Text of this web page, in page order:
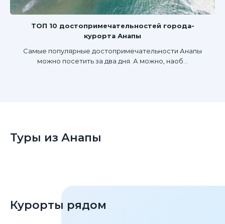
ТОП 10 достопримечательностей города-
курорта Анапы
Самые популярные достопримечательности Анапы
можно посетить за два дня. А можно, наоб...
Туры из Анапы
Курорты рядом